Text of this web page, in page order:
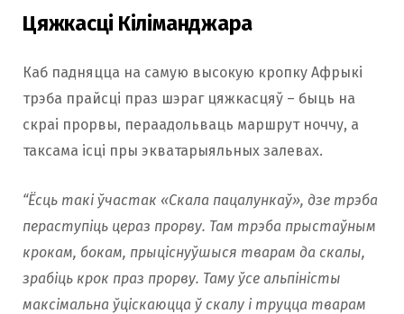
Цяжкасці Кіліманджара
Каб падняцца на самую высокую кропку Афрыкі
трэба прайсці праз шэраг цяжкасцяў – быць на
скраі прорвы, пераадольваць маршрут ноччу, а
таксама ісці пры экватарыяльных залевах.
“Ёсць такі ўчастак «Скала пацалункаў», дзе трэба
пераступіць цераз прорву. Там трэба прыстаўным
крокам, бокам, прыціснуўшыся тварам да скалы,
зрабіць крок праз прорву. Таму ўсе альпіністы
максімальна ўціскаюцца ў скалу і труцца тварам